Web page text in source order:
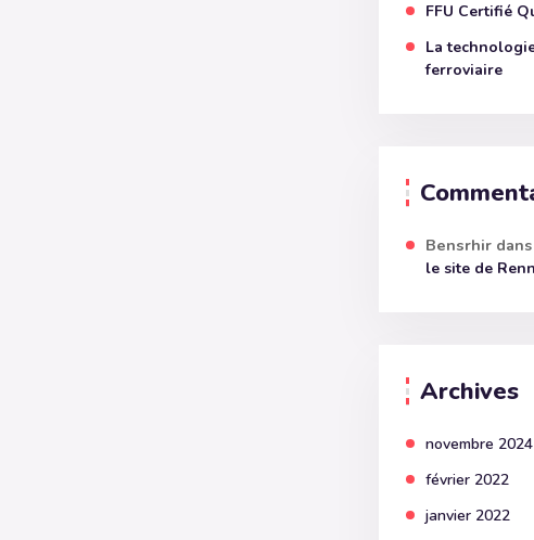
FFU Certifié
La
ferroviaire
Bensrhir dans
le site de
Archives
novembre 2024
février 2022
janvier 2022